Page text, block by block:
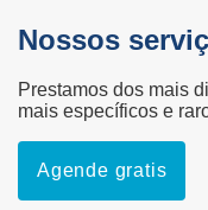
Nossos
Prestamos dos mais
mais específicos e
Agende gratis